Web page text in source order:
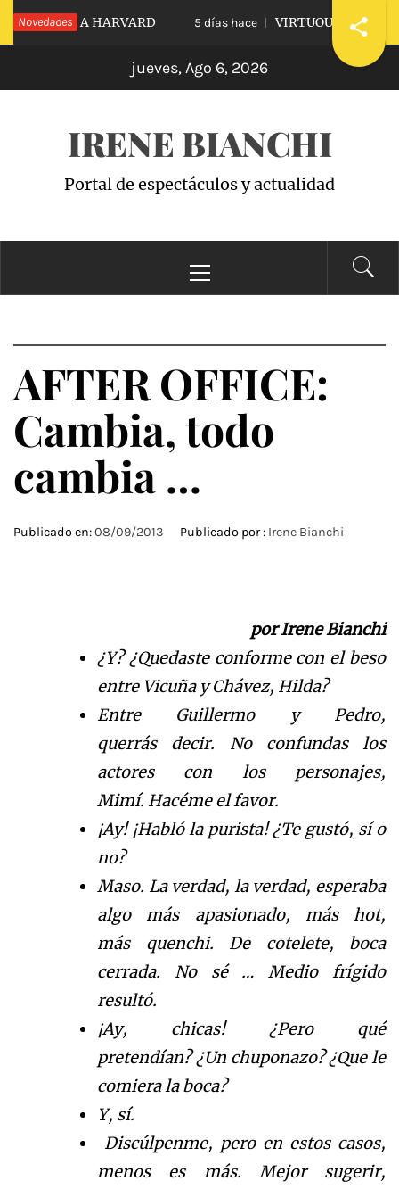
Saltar
al
NovedadesA HARVARD 5 días hace VIRTUOUS VS. VICIOUS
jueves, Ago 6, 2026
IRENE BIANCHI
Portal de espectáculos y actualidad
principal
AFTER OFFICE:
Cambia, todo
cambia …
Publicado en:08/09/2013 Publicado por : Irene Bianchi
por Irene Bianchi
¿Y?¿Quedaste conforme con el beso
entre Vicuña y Chávez, Hilda?
Entre Guillermo y Pedro,
querrásdecir. No confundas los
actores con los personajes,
Mimí. Hacéme el favor.
¡Ay! ¡Hablóla purista!¿Te gustó, sío
no?
Maso. La verdad, la verdad, esperaba
algo másapasionado, máshot,
másquenchi. De cotelete, boca
cerrada. No sé … Medio frígido
resultó.
¡Ay, chicas! ¿Pero qué
pretendían?¿Un chuponazo? ¿Que le
comiera la boca?
Y, sí.
Discúlpenme, pero en estos casos,
menos es más. Mejor sugerir,